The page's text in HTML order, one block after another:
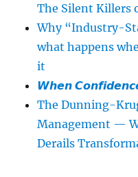
The Silent Killers
Why “Industry-
what happens
it
𝙒𝙝𝙚𝙣
The Dunning-
Management —
Derails